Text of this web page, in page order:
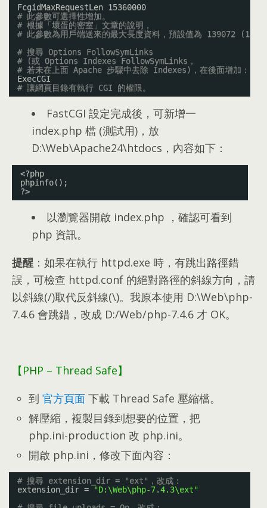
FcgidMaxRequestLen 15360000
# 此參數可選擇性增加。
# 根據「壞蛋的密室」文章的說明，
# 此參數為用戶端送來的最大長度資料，預設值為 139072
# 搜尋 Options FollowSymLinks
# (或 Options Indexes FollowSymLinks，
# 若未在上面 Apache 步驟中去除 Indexes)，在後面增加：
ExecCGI
# 讓網頁目錄有執行 CGI 的權限。
FastCGI 設定完成後 ， 可新增一
index.php 檔 (測試用)， 放
D:\Web\Apache24\htdocs ， 內容如下：
<?php
phpinfo();
?>
以瀏覽器開啟 index.php ， 確認可看到
php 資訊。
提醒 ： 如果在執行 httpd.exe 時 ， 有跳出路徑錯
誤 ， 可檢查 httpd.conf 的絕對路徑的斜線方向 ， 請
以斜線(/)取代反斜線(\)。 我原本使用 D:\Web\php-
7.4.6 會跳錯 ， 改成 D:/Web/php-7.4.6 才 OK。
【PHP – Thread Safe】
到 官方頁面 下載 Thread Safe 壓縮檔。
解壓縮 ，複製目錄到想要的位置 ，把
php.ini-production 改 php.ini。
開啟 php.ini ，修改下面內容 ：
# 搜尋 extension_dir = "ext"，改成：
extension_dir =
"D:\Web\php-7.4.3\ext"